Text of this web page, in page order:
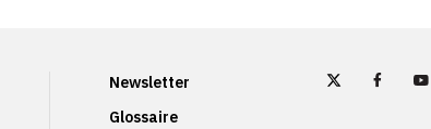
Newsletter
Glossaire